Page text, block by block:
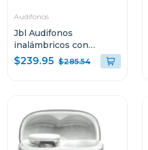
Audifonos
Jbl Audifonos
inalámbricos con
cancelación de ruido
tour pro 3 color negro
$239.95 $285.54